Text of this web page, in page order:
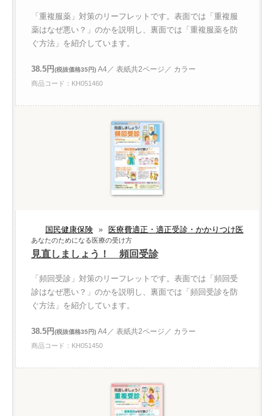
「重複服薬」対策のリーフレットです。表面では「重複服
薬はなぜ悪い？」のかを説明し、裏面では「重複服薬を防
ぐ方法」を紹介しています。
38.5円(税抜価格35円) A4／ 表紙共2ページ／ カラー
商品コード：KH051460
国民健康保険 » 医療費適正・適正受診・かかりつけ医
あなたのためになる医療の受け方
見直しましょう！ 頻回受診
「頻回受診」対策のリーフレットです。表面では「頻回受
診はなぜ悪い？」のかを説明し、裏面では「頻回受診を防
ぐ方法」を紹介しています。
38.5円(税抜価格35円) A4／ 表紙共2ページ／ カラー
商品コード：KH051450